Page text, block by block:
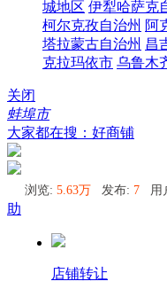
城地区 伊犁哈萨克
柯尔克孜自治州 阿
塔拉蒙古自治州 昌
克拉玛依市 乌鲁木
关闭
蚌埠市
大家都在搜：好商铺
浏览: 5.63万 发布: 7 用
助
店铺转让